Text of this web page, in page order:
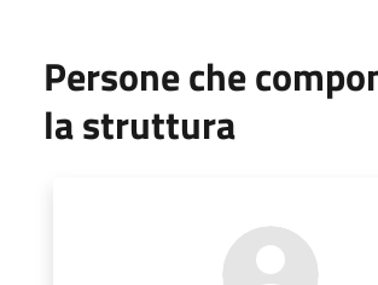
Persone che
la struttura